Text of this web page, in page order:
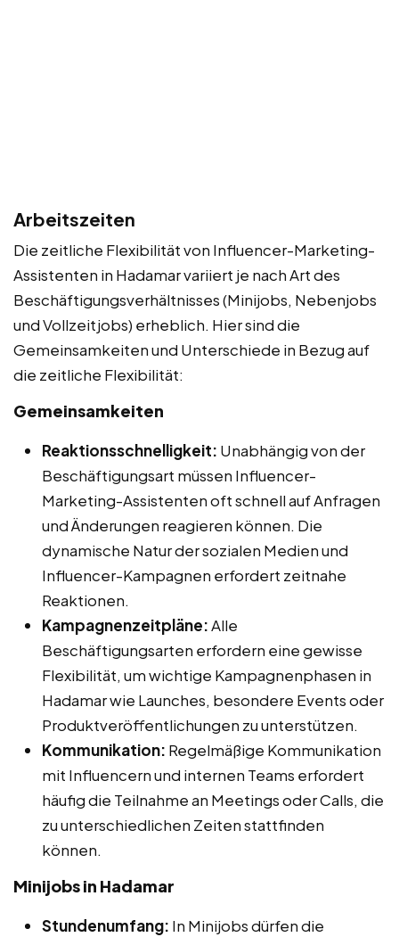
Arbeitszeiten
Die zeitliche Flexibilität von Influencer-Marketing-
Assistenten in Hadamar variiert je nach Art des
Beschäftigungsverhältnisses (Minijobs, Nebenjobs
und Vollzeitjobs) erheblich. Hier sind die
Gemeinsamkeiten und Unterschiede in Bezug auf
die zeitliche Flexibilität:
Gemeinsamkeiten
Reaktionsschnelligkeit: Unabhängig von der
Beschäftigungsart müssen Influencer-
Marketing-Assistenten oft schnell auf Anfragen
und Änderungen reagieren können. Die
dynamische Natur der sozialen Medien und
Influencer-Kampagnen erfordert zeitnahe
Reaktionen.
Kampagnenzeitpläne:Alle
Beschäftigungsarten erfordern eine gewisse
Flexibilität, um wichtige Kampagnenphasen in
Hadamar wie Launches, besondere Events oder
Produktveröffentlichungen zu unterstützen.
Kommunikation: Regelmäßige Kommunikation
mit Influencern und internen Teams erfordert
häufig die Teilnahme an Meetings oder Calls, die
zu unterschiedlichen Zeiten stattfinden
können.
Minijobs in Hadamar
Stundenumfang: In Minijobs dürfen die